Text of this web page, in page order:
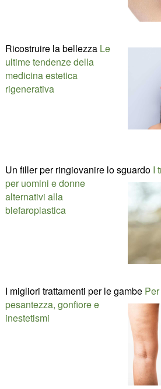
Ricostruire la bellezza Le
ultime tendenze della
medicina estetica
rigenerativa
Un filler per ringiovanire lo sguardo I
per uomini e donne
alternativi alla
blefaroplastica
I migliori trattamenti per le gambe
pesantezza, gonfiore e
inestetismi